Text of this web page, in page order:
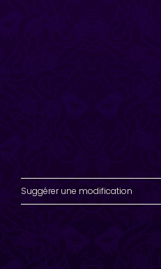
Suggérer une modification